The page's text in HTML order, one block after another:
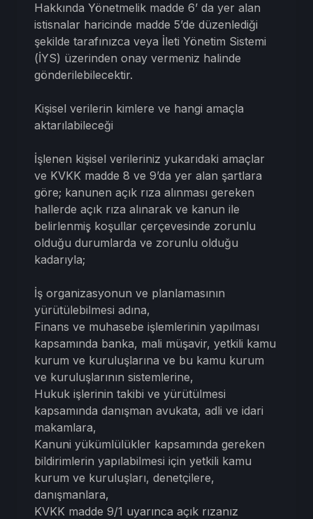
Hakkında Yönetmelik madde 6’ da yer alan
istisnalar haricinde madde 5’de düzenlediği
şekilde tarafınızca veya İleti Yönetim Sistemi
(İYS) üzerinden onay vermeniz halinde
gönderilebilecektir.
Kişisel verilerin kimlere ve hangi amaçla
aktarılabileceği
İşlenen kişisel verileriniz yukarıdaki amaçlar
ve KVKK madde 8 ve 9’da yer alan şartlara
göre; kanunen açık rıza alınması gereken
hallerde açık rıza alınarak ve kanun ile
belirlenmiş̧ koşullar çerçevesinde zorunlu
olduğu durumlarda ve zorunlu olduğu
kadarıyla;
İş organizasyonun ve planlamasının
yürütülebilmesi adına,
Finans ve muhasebe işlemlerinin yapılması
kapsamında banka, mali müşavir, yetkili kamu
kurum ve kuruluşlarına ve bu kamu kurum
ve kuruluşlarının sistemlerine,
Hukuk işlerinin takibi ve yürütülmesi
kapsamında danışman avukata, adli ve idari
makamlara,
Kanuni yükümlülükler kapsamında gereken
bildirimlerin yapılabilmesi için yetkili kamu
kurum ve kuruluşları, denetçilere,
danışmanlara,
KVKK madde 9/1 uyarınca açık rızanız